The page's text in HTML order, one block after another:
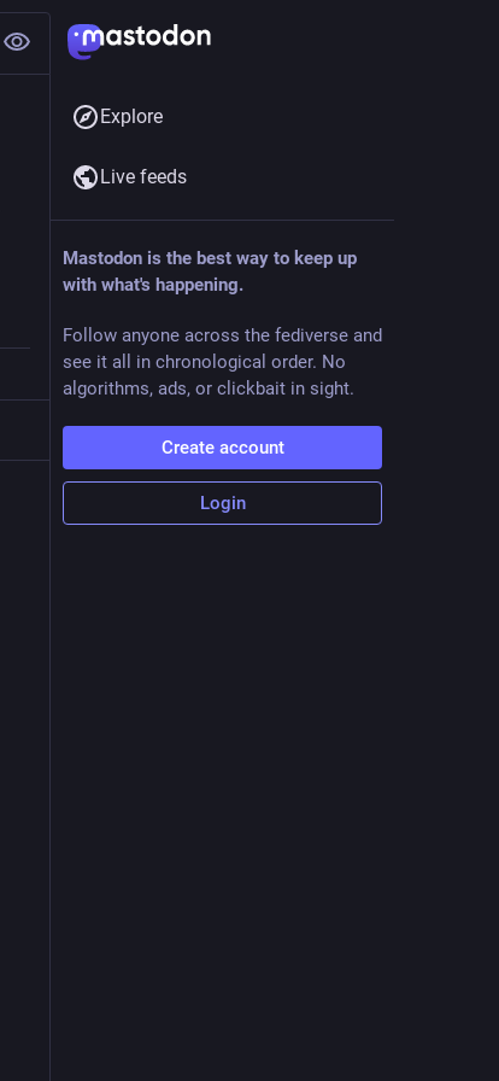
Explore
Live feeds
Mastodon is the best way to keep up
with what's happening.
Follow anyone across the fediverse and
see it all in chronological order. No
algorithms, ads, or clickbait in sight.
Create account
Login